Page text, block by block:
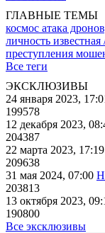
ГЛАВНЫЕ ТЕМЫ
космос атака
личность
преступления
Все теги
ЭКСКЛЮЗИВЫ
24 января 2023,
199578
12 декабря 2023,
204387
22 марта 2023, 17:19
209638
31 мая 2024, 07:00
203813
13 октября 2023,
190800
Все эксклюзивы